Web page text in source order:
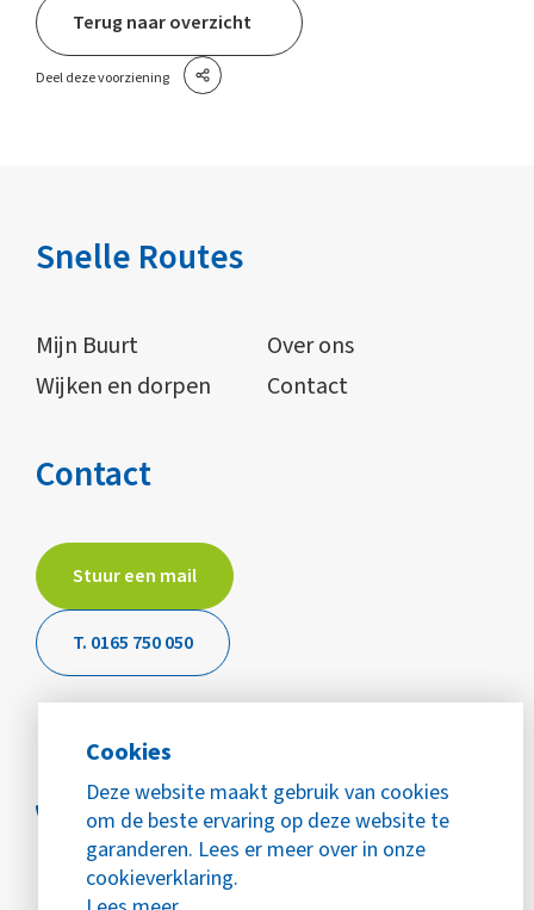
Cookies
Deze website maakt gebruik van cookies
om de beste ervaring op deze website te
garanderen. Lees er meer over in onze
cookieverklaring.
Terug naar overzicht
Deel deze voorziening
Snelle Routes
Mijn Buurt
Over ons
Wijken en dorpen
Contact
Contact
Stuur een mail
T. 0165 750 050